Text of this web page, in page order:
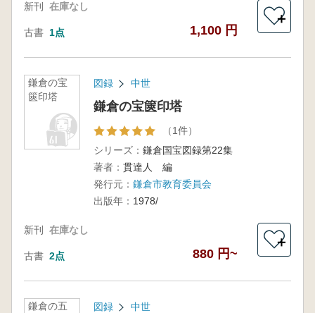
新刊 在庫なし
古書 1点 1,100 円
＋
鎌倉の宝
篋印塔
図録 中世
鎌倉の宝篋印塔
（1件）
シリーズ： 鎌倉国宝図録第22集
著者： 貫達人 編
発行元： 鎌倉市教育委員会
出版年： 1978/
新刊 在庫なし
古書 2点 880 円~
＋
鎌倉の五
図録 中世